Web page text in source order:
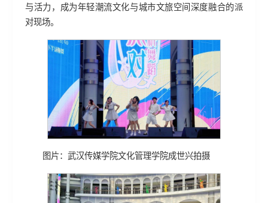
与活力，成为年轻潮流文化与城市文旅空间深度融合的派
对现场。
图片：武汉传媒学院文化管理学院成世兴拍摄